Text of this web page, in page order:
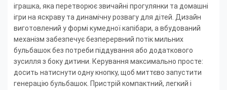
іграшка, яка перетворює звичайні прогулянки та домашні
ігри на яскраву та динамічну розвагу для дітей. Дизайн
виготовлений у формі кумедної капібари, а вбудований
механізм забезпечує безперервний потік мильних
бульбашок без потреби піддування або додаткового
зусилля з боку дитини. Керування максимально просте:
досить натиснути одну кнопку, щоб миттєво запустити
генерацію бульбашок. Пристрій компактний, легкий і